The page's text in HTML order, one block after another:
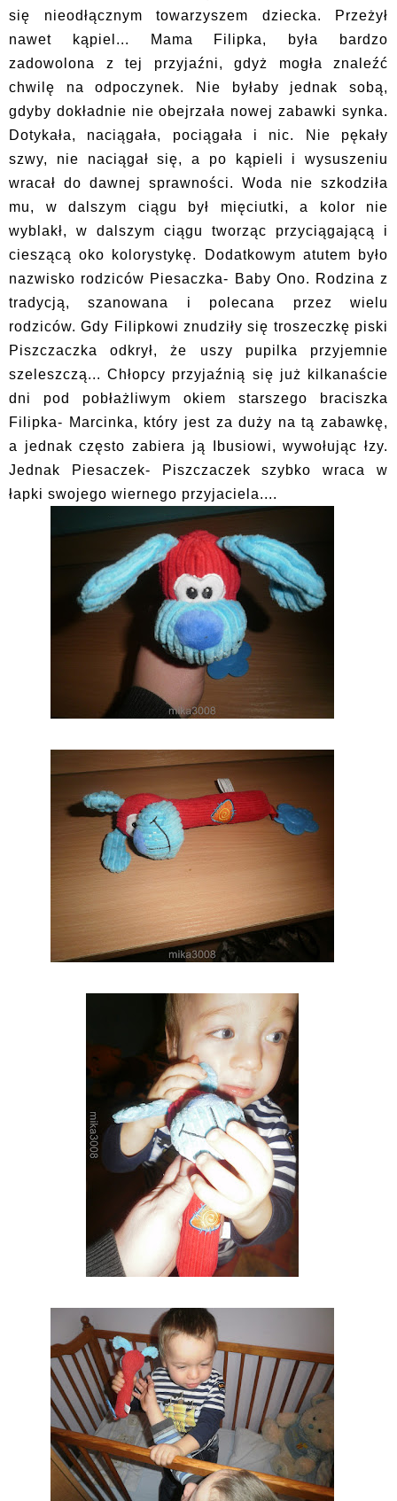
się nieodłącznym towarzyszem dziecka. Przeżył
nawet kąpiel... Mama Filipka, była bardzo
zadowolona z tej przyjaźni, gdyż mogła znaleźć
chwilę na odpoczynek. Nie byłaby jednak sobą,
gdyby dokładnie nie obejrzała nowej zabawki synka.
Dotykała, naciągała, pociągała i nic. Nie pękały
szwy, nie naciągał się, a po kąpieli i wysuszeniu
wracał do dawnej sprawności. Woda nie szkodziła
mu, w dalszym ciągu był mięciutki, a kolor nie
wyblakł, w dalszym ciągu tworząc przyciągającą i
cieszącą oko kolorystykę. Dodatkowym atutem było
nazwisko rodziców Piesaczka- Baby Ono. Rodzina z
tradycją, szanowana i polecana przez wielu
rodziców. Gdy Filipkowi znudziły się troszeczkę piski
Piszczaczka odkrył, że uszy pupilka przyjemnie
szeleszczą... Chłopcy przyjaźnią się już kilkanaście
dni pod pobłażliwym okiem starszego braciszka
Filipka- Marcinka, który jest za duży na tą zabawkę,
a jednak często zabiera ją Ibusiowi, wywołując łzy.
Jednak Piesaczek- Piszczaczek szybko wraca w
łapki swojego wiernego przyjaciela....